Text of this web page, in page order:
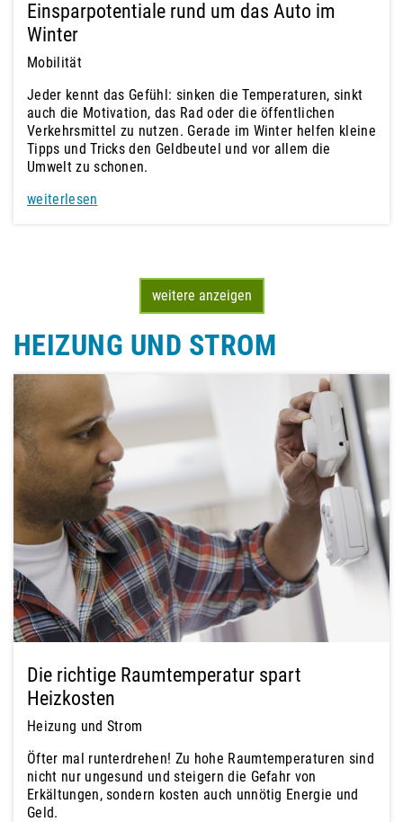
Einsparpotentiale rund um das Auto im
Winter
Mobilität
Jeder kennt das Gefühl: sinken die Temperaturen, sinkt
auch die Motivation, das Rad oder die öffentlichen
Verkehrsmittel zu nutzen. Gerade im Winter helfen kleine
Tipps und Tricks den Geldbeutel und vor allem die
Umwelt zu schonen.
weiterlesen
weitere anzeigen
HEIZUNG UND STROM
Die richtige Raumtemperatur spart
Heizkosten
Heizung und Strom
Öfter mal runterdrehen! Zu hohe Raumtemperaturen sind
nicht nur ungesund und steigern die Gefahr von
Erkältungen, sondern kosten auch unnötig Energie und
Geld.